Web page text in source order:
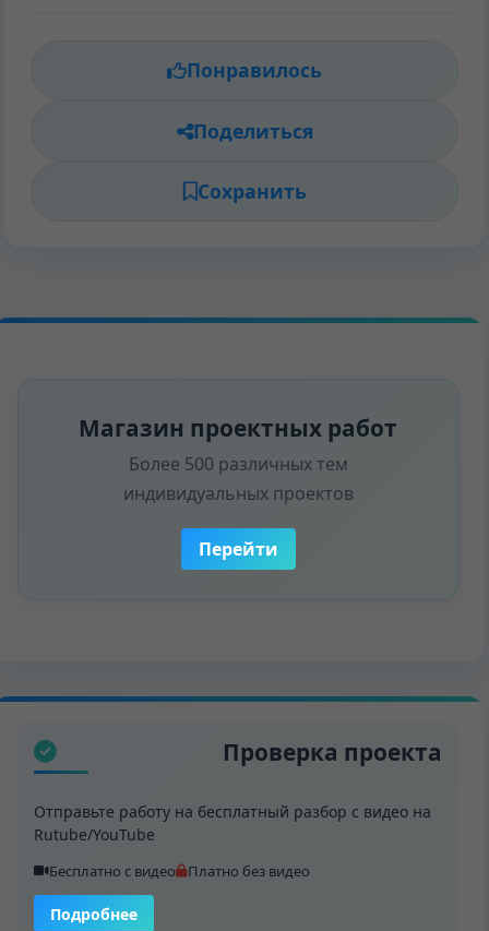
Понравилось
Поделиться
Сохранить
Магазин проектных работ
Более 500 различных тем
индивидуальных проектов
Перейти
Проверка проекта
Отправьте работу на бесплатный разбор с видео на
Rutube/YouTube
Бесплатно с видео Платно без видео
Подробнее